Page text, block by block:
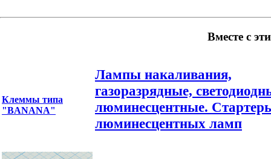
Вместе с
Клеммы типа
"BANANA"
Лампы накаливания,
газоразрядные,
люминесцентные.
люминесцентных ламп